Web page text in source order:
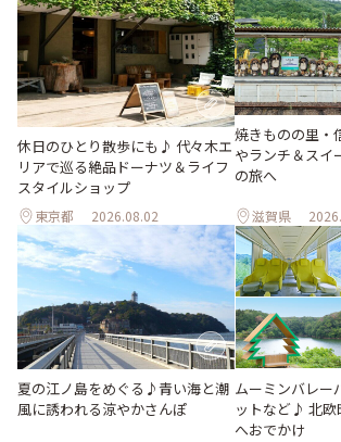
休日のひとり散歩にも♪ 代々木エ
リアで巡る絶品ドーナツ＆ライフ
スタイルショップ
東京都 2026.08.02
焼きものの里・
やランチ＆スイ
の旅へ
滋賀県
夏の江ノ島をめぐる♪青い海と潮
風に誘われる涼やかさんぽ
ムーミンバレー
ットなど♪ 北欧
へおでかけ